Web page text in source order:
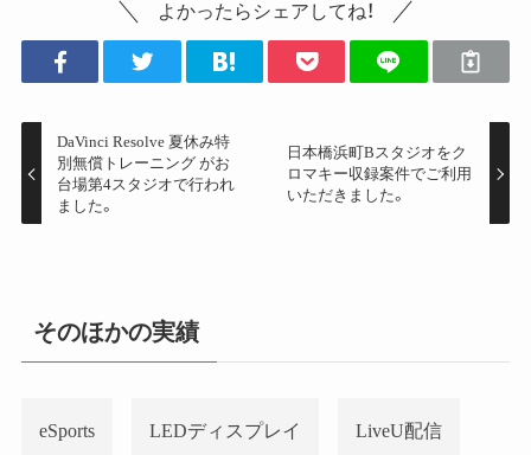
よかったらシェアしてね！
DaVinci Resolve 夏休み特
別無償トレーニング がお
台場第4スタジオで行われ
ました。
日本橋浜町Bスタジオをク
ロマキー収録案件でご利用
いただきました。
そのほかの実績
eSports LEDディスプレイ LiveU配信